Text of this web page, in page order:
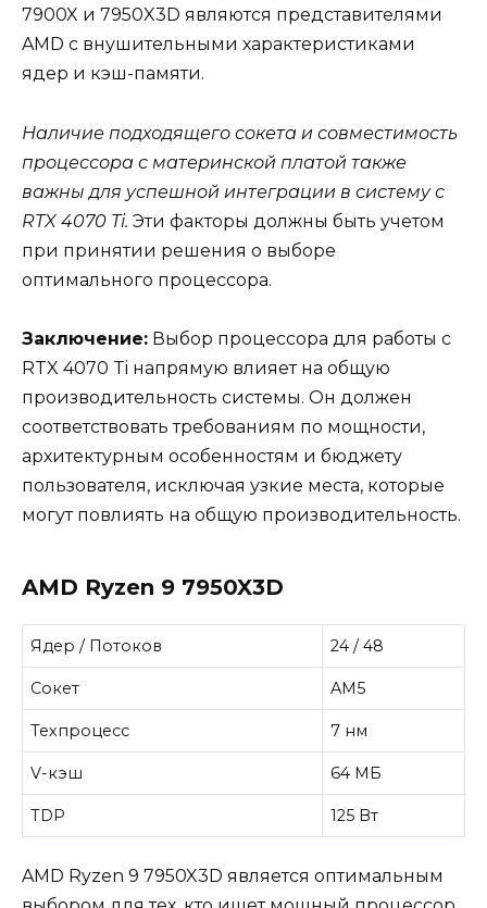
7900X и 7950X3D являются представителями
AMD с внушительными характеристиками
ядер и кэш-памяти.
Наличие подходящего сокета и совместимость
процессора с материнской платой также
важны для успешной интеграции в систему с
RTX 4070 Ti. Эти факторы должны быть учетом
при принятии решения о выборе
оптимального процессора.
Заключение: Выбор процессора для работы с
RTX 4070 Ti напрямую влияет на общую
производительность системы. Он должен
соответствовать требованиям по мощности,
архитектурным особенностям и бюджету
пользователя, исключая узкие места, которые
могут повлиять на общую производительность.
AMD Ryzen 9 7950X3D
Ядер / Потоков 24 / 48
Сокет AM5
Техпроцесс 7 нм
V-кэш 64 МБ
TDP 125 Вт
AMD Ryzen 9 7950X3D является оптимальным